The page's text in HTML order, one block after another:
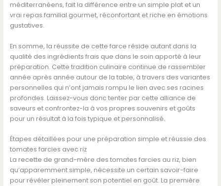
méditerranéens, fait la différence entre un simple plat et un
vrai repas familial gourmet, réconfortant et riche en émotions
gustatives.
En somme, la réussite de cette farce réside autant dans la
qualité des ingrédients frais que dans le soin apporté à leur
préparation. Cette tradition culinaire continue de rassembler
année après année autour de la table, à travers des variantes
personnelles qui n’ont jamais rompu le lien avec ses racines
profondes. Laissez-vous donc tenter par cette alliance de
saveurs et confrontez-la à vos propres souvenirs et goûts
pour un résultat à la fois typique et personnalisé.
Étapes détaillées pour une préparation simple et réussie des
tomates farcies avec riz
La recette de grand-mère des tomates farcies au riz, bien
qu’apparemment simple, nécessite un certain savoir-faire
pour révéler pleinement son potentiel en goût. La première